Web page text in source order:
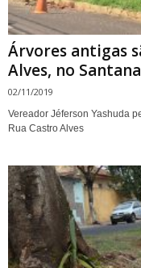
Árvores antigas
Alves, no Santana
02/11/2019
Vereador Jéferson Yashuda
Rua Castro Alves